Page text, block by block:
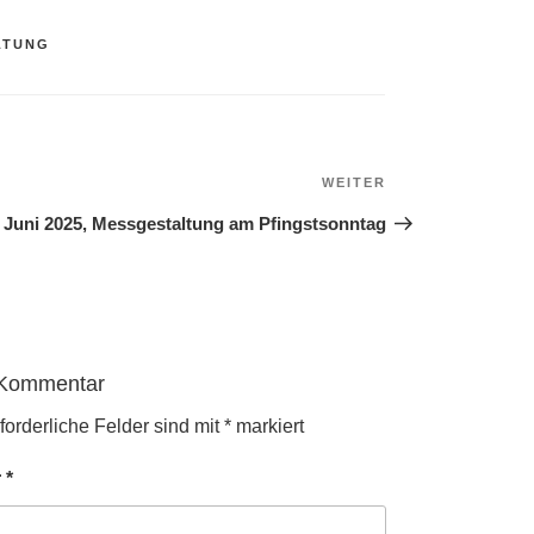
Beitrag
WEITER
Juni 2025, Messgestaltung am Pfingstsonntag
Felder sind mit*markiert
*